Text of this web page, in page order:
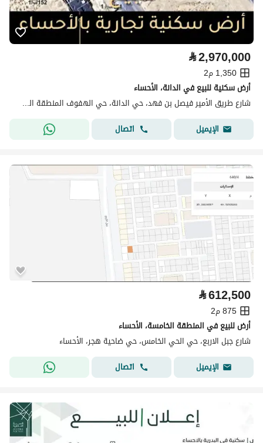
⃁2,970,000
1,350 م2
أرض سكنية للبيع في الدانة، الأحساء
شارع طريق الأمير فيصل بن فهد، حي الدانة، حي الهفوف المنطقة الشرقية، الأحساء
الإيميل
اتصال
⃁612,500
875 م2
أرض للبيع في المنطقة الخامسة، الأحساء
شارع جبل الاربع، حي الحي الخامس، حي ضاحية هجر، الأحساء
الإيميل
اتصال